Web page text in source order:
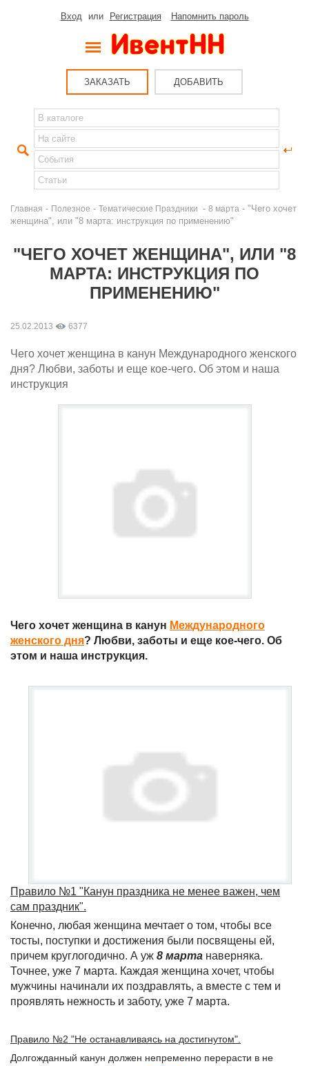
Вход или Регистрация Напомнить пароль
ЗАКАЗАТЬ ДОБАВИТЬ
Главная - Полезное - Тематические Праздники - 8 марта - "Чего хочет
женщина", или "8 марта: инструкция по применению"
"ЧЕГО ХОЧЕТ ЖЕНЩИНА", ИЛИ "8
МАРТА: ИНСТРУКЦИЯ ПО
ПРИМЕНЕНИЮ"
25.02.2013 6377
Чего хочет женщина в канун Международного женского
дня? Любви, заботы и еще кое-чего. Об этом и наша
инструкция
Чего хочет женщина в канун Международного
женского дня? Любви, заботы и еще кое-чего. Об
этом и наша инструкция.
Правило №1 "Канун праздника не менее важен, чем
сам праздник".
Конечно, любая женщина мечтает о том, чтобы все
тосты, поступки и достижения были посвящены ей,
причем круглогодично. А уж 8 марта наверняка.
Точнее, уже 7 марта. Каждая женщина хочет, чтобы
мужчины начинали их поздравлять, а вместе с тем и
проявлять нежность и заботу, уже 7 марта.
Правило №2 "Не останавливаясь на достигнутом".
Долгожданный канун должен непременно перерасти в не